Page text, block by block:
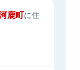
鹿町に住